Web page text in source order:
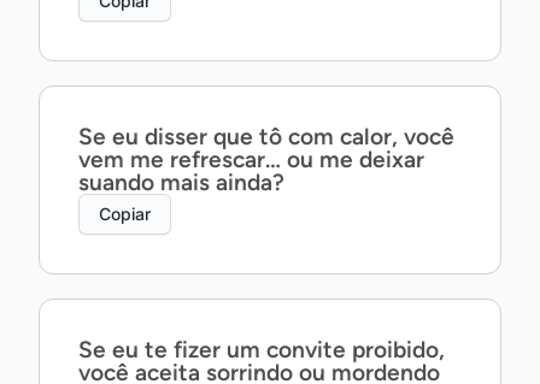
Se eu disser que tô com calor, você
vem me refrescar… ou me deixar
suando mais ainda?
Copiar
Se eu te fizer um convite proibido,
você aceita sorrindo ou mordendo